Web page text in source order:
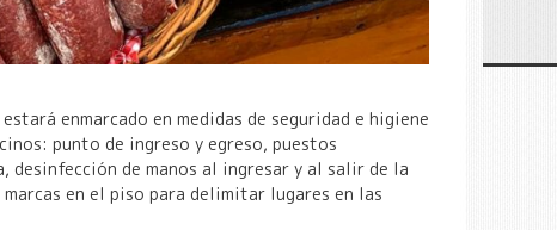
enmarcado en medidas de seguridad e higiene
punto de ingreso y egreso, puestos
de manos al ingresar y al salir de la
en el piso para delimitar lugares en las